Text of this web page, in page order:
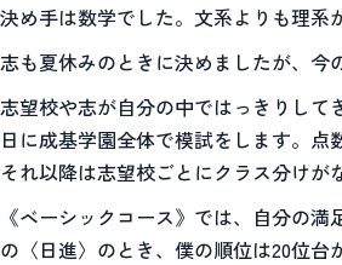
決め手は数学でした。文系よりも理系
志も夏休みのときに決めましたが、今
志望校や志が自分の中ではっきりし
日に成基学園全体で模試をします。点
それ以降は志望校ごとにクラス分けが
《ベーシックコース》では、自分の
の〈日進〉のとき、僕の順位は20位